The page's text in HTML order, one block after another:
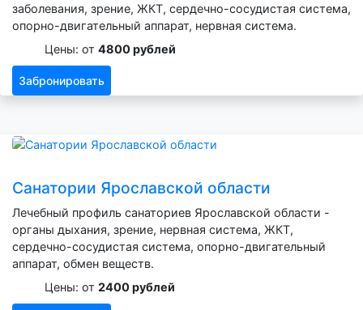
заболевания, зрение, ЖКТ, сердечно-сосудистая система,
опорно-двигательный аппарат, нервная система.
Цены: от 4800 рублей
Забронировать
Санатории Ярославской области
Лечебный профиль санаториев Ярославской области -
органы дыхания, зрение, нервная система, ЖКТ,
сердечно-сосудистая система, опорно-двигательный
аппарат, обмен веществ.
Цены: от 2400 рублей